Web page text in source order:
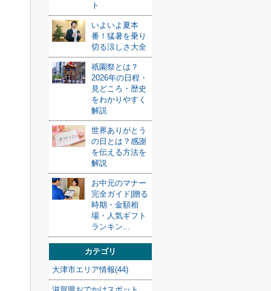
ト
いよいよ夏本
番！猛暑を乗り
切る涼しさ大全
祇園祭とは？
2026年の日程・
見どころ・歴史
をわかりやすく
解説
世界ありがとう
の日とは？感謝
を伝える方法を
解説
お中元のマナー
完全ガイド|贈る
時期・金額相
場・人気ギフト
ランキン...
カテゴリ
大津市エリア情報(44)